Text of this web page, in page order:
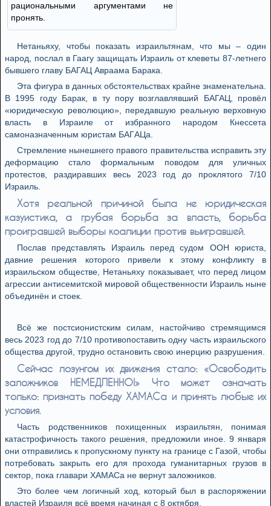
рациональными аргументами не
пронять.
Нетаньяху, чтобы показать израильтянам, что мы – один
народ, послал в Гаагу защищать Израиль от клеветы 87-летнего
бывшего главу БАГАЦ Авраама Барака.
Эта фигура в данных обстоятельствах крайне знаменательна.
В 1995 году Барак, в ту пору возглавлявший БАГАЦ, провёл
«юридическую революцию», передавшую реальную верховную
власть в Израиле от избранного народом Кнессета
самоназначенным юристам БАГАЦа.
Стремление нынешнего правого правительства исправить эту
деформацию стало формальным поводом для уличных
протестов, раздиравших весь 2023 год до проклятого 7/10
Израиль.
Хотя реальной причиной была не юридическая
казуистика, а грубая борьба за власть, борьба
проигравшей выборы коалиции против выигравшей.
Послав представлять Израиль перед судом ООН юриста,
давние решения которого привели к этому конфликту в
израильском обществе, Нетаньяху показывает, что перед лицом
агрессии антисемитской мировой общественности Израиль ныне
объединён и стоек.
Всё же постсионистским силам, настойчиво стремящимся
весь 2023 год до 7/10 противопоставить одну часть израильского
общества другой, трудно остановить свою инерцию разрушения.
Сейчас лозунгом их движения стало: «Освободить
заложников НЕМЕДЛЕННО!» Что может означать
только: признать победу ХАМАСа и принять любые их
условия.
Часть родственников похищенных израильтян, понимая
катастрофичность такого решения, предложили иное. 9 января
они отправились к пропускному пункту на границе с Газой, чтобы
потребовать закрыть его для прохода гуманитарных грузов в
сектор, пока главари ХАМАСа не вернут заложников.
Это более чем логичный ход, который был в распоряжении
властей Израиля всё время начиная с 8 октября.